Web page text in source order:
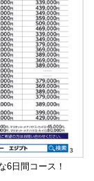
6日間コース！